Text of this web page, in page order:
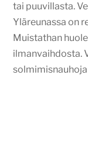
tai puuvillasta.
Yläreunassa on
Muistathan
ilmanvaihdosta.